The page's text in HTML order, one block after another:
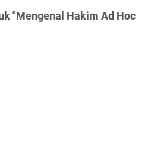
"Mengenal Hakim Ad Hoc